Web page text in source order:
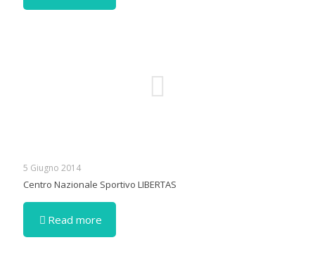
5 Giugno 2014
Centro Nazionale Sportivo LIBERTAS
Read more